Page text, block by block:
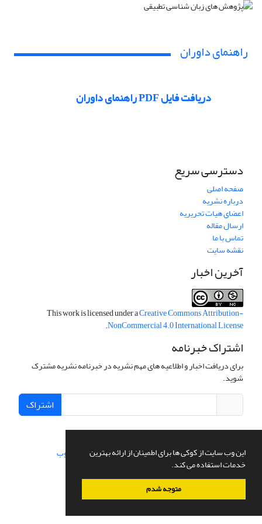
این وب سایت از کوکی ها برای اطمینان از ارائه بهترین
خدمات استفاده می کند.
متوجه شدم
راهنمای داوران
دریافت فایل PDF راهنمای داوران
دسترسی سریع
صفحه اصلی
درباره نشریه
اعضای هیات تحریریه
ارسال مقاله
تماس با ما
نقشه سایت
آخرین اخبار
This work is licensed under aCreative Commons Attribution-
NonCommercial 4.0 International License
.
اشتراک خبرنامه
برای دریافت اخبار و اطلاعیه های مهم نشریه در خبرنامه نشریه مشترک
شوید.
اشتراک
سامانه مدیریت نشریات علمی.طراحی و پیاده سازی از سیناوب